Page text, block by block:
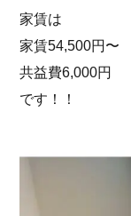
家賃は
家賃54,500円〜
共益費6,000円
です！！